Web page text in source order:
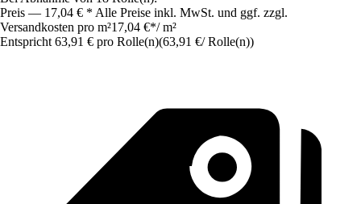
Preis — 17,04 € * Alle Preise inkl. MwSt. und ggf. zzgl.
Versandkosten pro m²17,04 €*/ m²
Entspricht 63,91 € pro Rolle(n)(63,91 €/ Rolle(n))